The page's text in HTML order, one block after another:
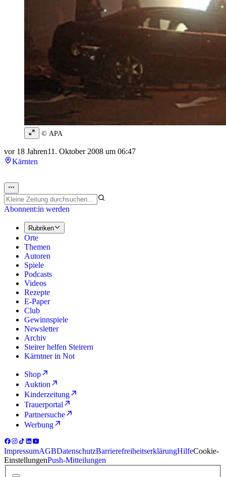
© APA
vor 18 Jahren11. Oktober 2008 um 06:47
Kärnten
Abonnent:in werden
Rubriken
Orte
Themen
Autoren
Spiele
Podcasts
Videos
Rezepte
E-Paper
Club
Gewinnspiele
Newsletter
Archiv
Steirer helfen Steirern
Kärntner in Not
Shop
Auktion
Kinderzeitung
Trauerportal
Partnersuche
Werbung
ImpressumAGBDatenschutzBarrierefreiheitserklärungHilfeCookie-
EinstellungenPush-Mitteilungen